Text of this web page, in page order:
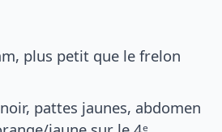
plus petit que le frelon
pattes jaunes, abdomen